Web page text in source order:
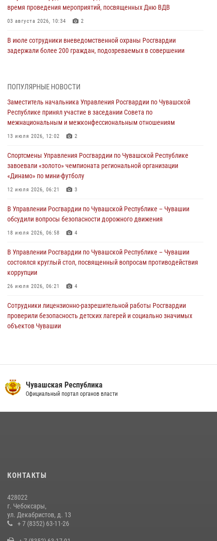
время проведения мероприятий, посвященных Дню ВДВ
03 августа 2026, 10:34 2
В июле сотрудники вневедомственной охраны Росгвардии
задержали более 200 граждан, подозреваемых в совершении
мировой войне 1914-1918 годов
01 августа 2026, 07:19
В Ядрине сотрудники Росгвардии задержали подозреваемого в
01 августа 2026, 06:12
1 августа – День дежурной службы войск национальной гвардии
Российской Федерации
Директор Росгвардии Герой России генерал армии Виктор Золотов
поздравил специалистов подразделений тыла с профессиональным
01 августа 2026, 00:01
ПОПУЛЯРНЫЕ НОВОСТИ
Заместитель начальника Управления Росгвардии по Чувашской
Республике принял участие в заседании Совета по
межнациональным и межконфессиональным отношениям
13 июля 2026, 12:02 2
Спортсмены Управления Росгвардии по Чувашской Республике
завоевали «золото» чемпионата региональной организации
«Динамо» по мини-футболу
12 июля 2026, 06:21 3
В Управлении Росгвардии по Чувашской Республике – Чувашии
обсудили вопросы безопасности дорожного движения
18 июля 2026, 06:58 4
В Управлении Росгвардии по Чувашской Республике – Чувашии
состоялся круглый стол, посвященный вопросам противодействия
коррупции
26 июля 2026, 06:21 4
Сотрудники лицензионно-разрешительной работы Росгвардии
проверили безопасность детских лагерей и социально значимых
объектов Чувашии
14 июля 2026, 13:09 3
программы «Время СВОих» на Национальном телевидении Чувашии
27 июля 2026, 05:05
В преддверии сезона охоты Управление Росгвардии по Чувашской
Республике напоминает о правилах обращения с оружием
16 июля 2026, 12:46
Чувашская Республика
Официальный портал органов власти
КОНТАКТЫ
428022
г. Чебоксары,
ул. Декабристов, д. 13
+ 7 (8352) 63-11-26